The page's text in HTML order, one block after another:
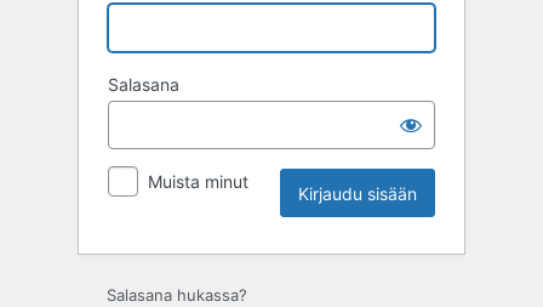
Salasana
Muista minut
Salasana hukassa?